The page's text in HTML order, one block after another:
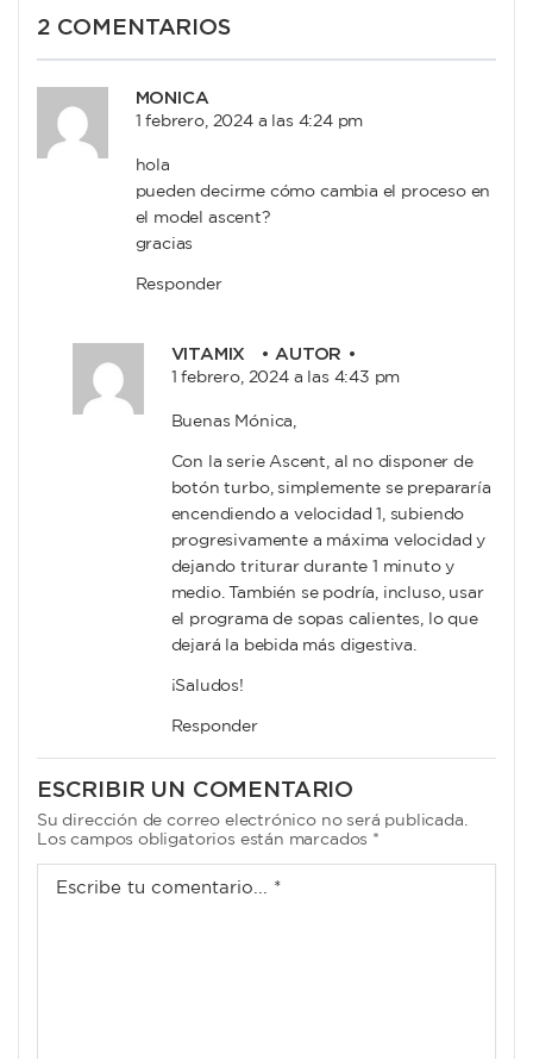
2 COMENTARIOS
MONICA
1 febrero, 2024 a las 4:24 pm
hola
pueden decirme cómo cambia el proceso en
el model ascent?
gracias
Responder
VITAMIX • AUTOR •
1 febrero, 2024 a las 4:43 pm
Buenas Mónica,
Con la serie Ascent, al no disponer de
botón turbo, simplemente se prepararía
encendiendo a velocidad 1, subiendo
progresivamente a máxima velocidad y
dejando triturar durante 1 minuto y
medio. También se podría, incluso, usar
el programa de sopas calientes, lo que
dejará la bebida más digestiva.
¡Saludos!
Responder
ESCRIBIR UN COMENTARIO
Su dirección de correo electrónico no será publicada.
Los campos obligatorios están marcados *